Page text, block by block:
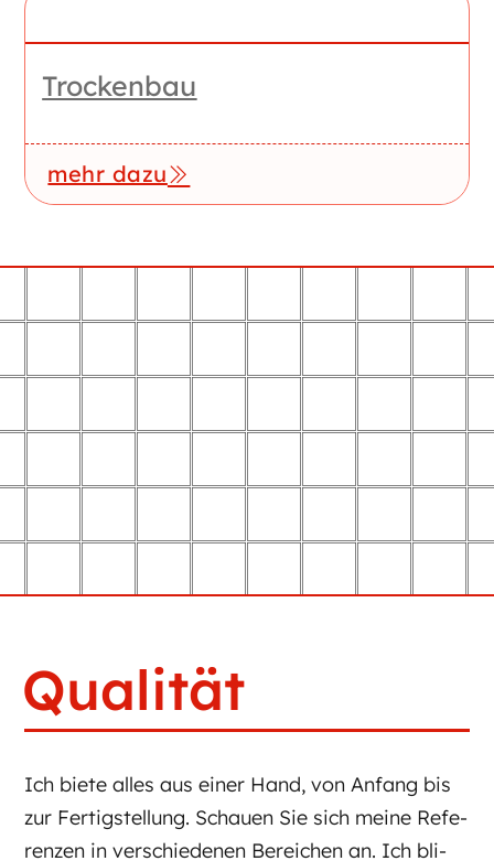
Trockenbau
mehr dazu
Qualität
Ich biete al­les aus ei­ner Hand, von An­fang bis
zur Fer­tig­stel­lung. Scha­u­en Sie sich meine Re­fe­
ren­zen in ver­schie­de­nen Be­rei­chen an. Ich bli­